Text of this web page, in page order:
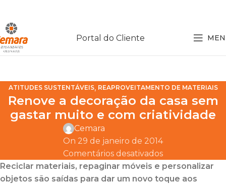
Portal do Cliente
ATITUDES SUSTENTÁVEIS, REAPROVEITAMENTO DE MATERIAIS
Renove a decoração da casa sem
gastar muito e com criatividade
Cemara
On 29 de janeiro de 2014
Comentários desativados
Reciclar materiais, repaginar móveis e personalizar
objetos são saídas para dar um novo toque aos